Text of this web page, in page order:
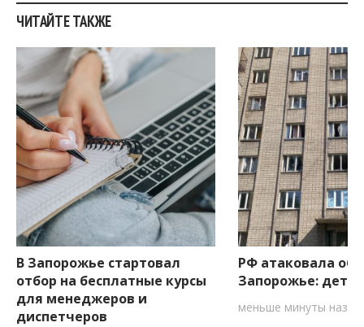
ЧИТАЙТЕ ТАКЖЕ
В Запорожье стартовал
отбор на бесплатные курсы
для менеджеров и
диспетчеров
РФ атаковала
Запорожье:
меньше минуты назад